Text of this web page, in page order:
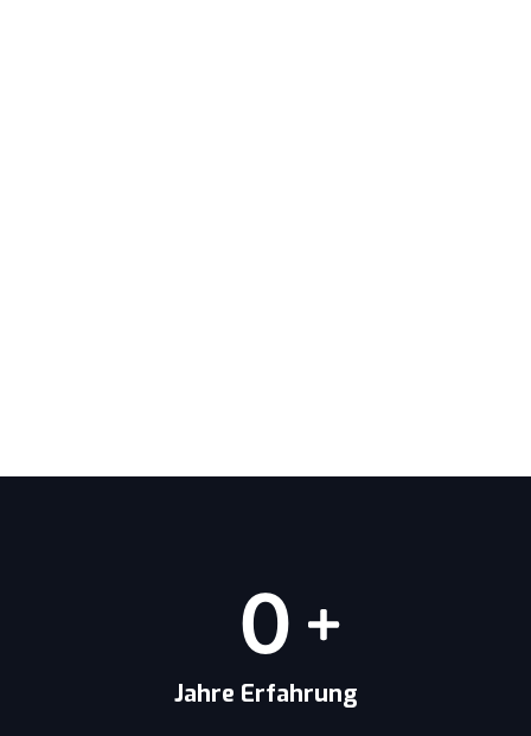
Jahre Erfahrung
0